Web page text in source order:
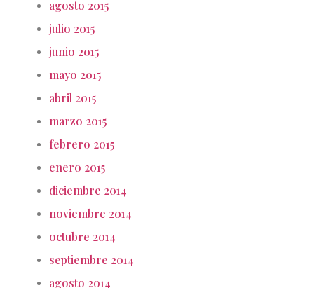
agosto 2015
julio 2015
junio 2015
mayo 2015
abril 2015
marzo 2015
febrero 2015
enero 2015
diciembre 2014
noviembre 2014
octubre 2014
septiembre 2014
agosto 2014